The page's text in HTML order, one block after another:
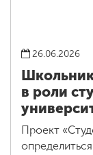
26.06.2026
в роли
Проект